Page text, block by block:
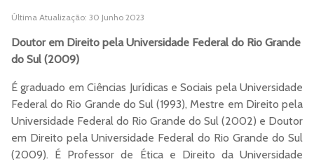
Última Atualização: 30 Junho 2023
Doutor em Direito pela Universidade Federal do Rio Grande
do Sul (2009)
É graduado em Ciências Jurídicas e Sociais pela Universidade
Federal do Rio Grande do Sul (1993), Mestre em Direito pela
Universidade Federal do Rio Grande do Sul (2002) e Doutor
em Direito pela Universidade Federal do Rio Grande do Sul
(2009). É Professor de Ética e Direito da Universidade